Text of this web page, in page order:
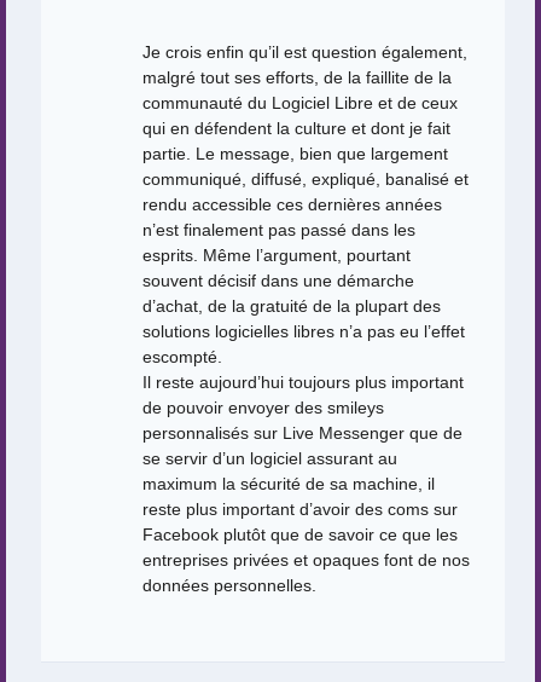
Je crois enfin qu’il est question également,
malgré tout ses efforts, de la faillite de la
communauté du Logiciel Libre et de ceux
qui en défendent la culture et dont je fait
partie. Le message, bien que largement
communiqué, diffusé, expliqué, banalisé et
rendu accessible ces dernières années
n’est finalement pas passé dans les
esprits. Même l’argument, pourtant
souvent décisif dans une démarche
d’achat, de la gratuité de la plupart des
solutions logicielles libres n’a pas eu l’effet
escompté.
Il reste aujourd’hui toujours plus important
de pouvoir envoyer des smileys
personnalisés sur Live Messenger que de
se servir d’un logiciel assurant au
maximum la sécurité de sa machine, il
reste plus important d’avoir des coms sur
Facebook plutôt que de savoir ce que les
entreprises privées et opaques font de nos
données personnelles.